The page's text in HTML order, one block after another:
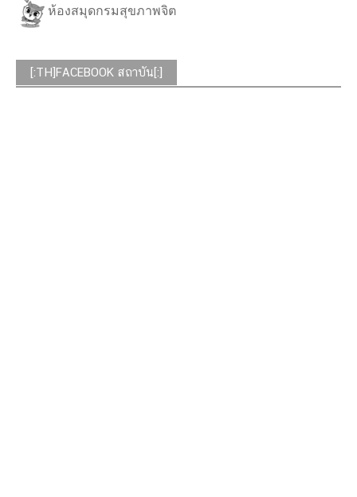
ห้องสมุดกรมสุขภาพจิต
[:TH]FACEBOOK สถาบัน[:]